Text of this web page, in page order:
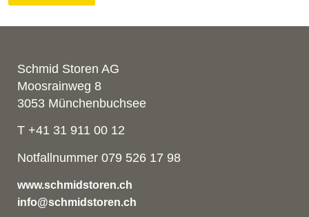
Schmid Storen AG
Moosrainweg 8
3053 Münchenbuchsee
T +41 31 911 00 12
Notfallnummer 079 526 17 98
www.schmidstoren.ch
info@schmidstoren.ch